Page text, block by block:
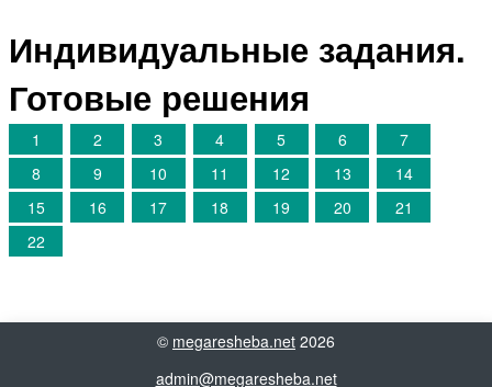
Индивидуальные задания.
Готовые решения
1 2 3 4 5 6
7
8
9 10 11 12 13
14
15
16 17 18 19 20
21
22
© megaresheba.net 2026
admin@megaresheba.net